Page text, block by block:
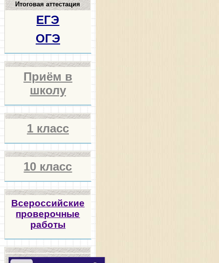
Итоговая аттестация
ЕГЭ
ОГЭ
Приём в
школу
1 класс
10 класс
Всероссийские
проверочные
работы